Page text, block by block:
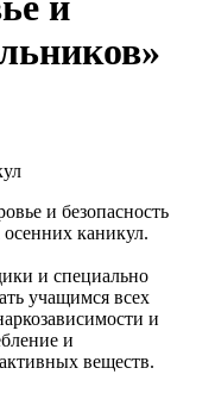
и безопасность
каникул.
и специально
учащимся всех
и
и
веществ.